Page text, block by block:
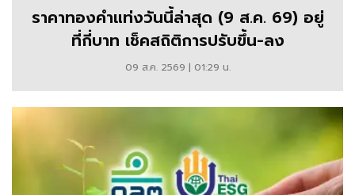
ราคาทองคำแท่งวันนี้ล่าสุด (9 ส.ค. 69) อยู่
ที่กี่บาท เช็คสถิติการปรับขึ้น-ลง
09 ส.ค. 2569 | 01:29 น.